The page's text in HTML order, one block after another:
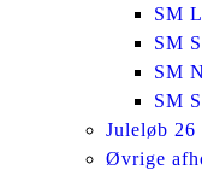
SM
SM
SM
SM
Juleløb 26
Øvrige